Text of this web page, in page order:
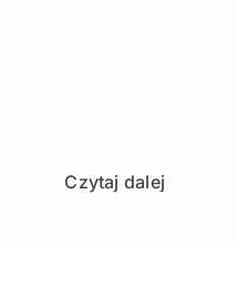
Czytaj dalej